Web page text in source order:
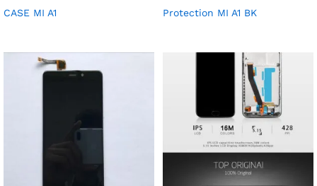
CASE MI A1 Protection MI A1 BK